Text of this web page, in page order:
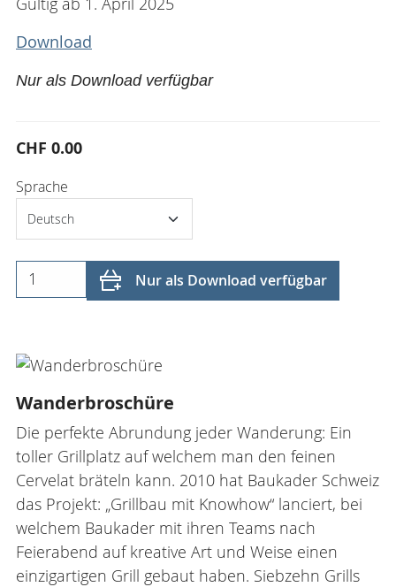
Download
Nur als Download verfügbar
CHF 0.00
Sprache
Nur als Download verfügbar
Wanderbroschüre
Die perfekte Abrundung jeder Wanderung: Ein
toller Grillplatz auf welchem man den feinen
Cervelat bräteln kann. 2010 hat Baukader Schweiz
das Projekt: „Grillbau mit Knowhow“ lanciert, bei
welchem Baukader mit ihren Teams nach
Feierabend auf kreative Art und Weise einen
einzigartigen Grill gebaut haben. Siebzehn Grills